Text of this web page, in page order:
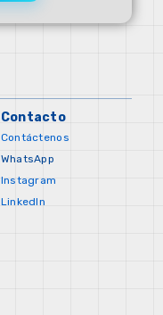
Contacto
Contáctenos
WhatsApp
Instagram
LinkedIn